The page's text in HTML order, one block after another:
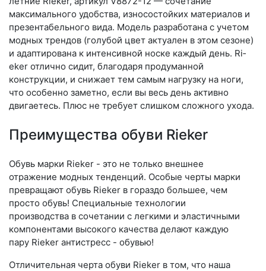
максимального удобства, износостойких материалов и
презентабельного вида. Модель разработана с учетом
модных трендов (го­лубой цвет актуален в этом сезоне)
и адаптирована к интенсивной носке каждый день. Ri­
eker отлично сидит, благодаря продуманной
конструкции, и снижает тем самым нагрузку на ноги,
что особенно заметно, если вы весь день активно
двигаетесь. Плюс не требует слишком сложного ухода.
Преимущества обуви Rieker
Обувь марки Rieker - это не только внешнее
отражение модных тенденций. Особые черты марки
превращают обувь Rieker в гораздо большее, чем
просто обувь! Специальные технологии
производства в сочетании с легкими и эластичными
компонентами высокого качества делают каждую
пару Rieker антистресс - обувью!
Отличительная черта обуви Rieker в том, что наша